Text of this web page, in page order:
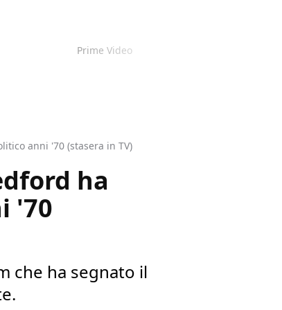
Prime Video
anni '70 (stasera in TV)
ha
'70
che ha segnato il